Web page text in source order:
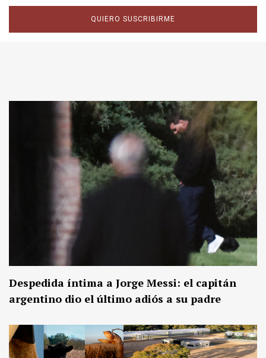
QUIERO SUSCRIBIRME
Despedida íntima a Jorge Messi: el capitán
argentino dio el último adiós a su padre